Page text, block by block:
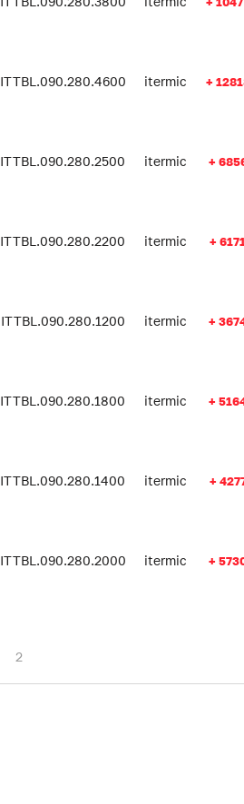
ITTBL.090.280.4600 itermic +
ITTBL.090.280.2500 itermic +
ITTBL.090.280.2200 itermic +
ITTBL.090.280.1200 itermic +
ITTBL.090.280.1800 itermic +
ITTBL.090.280.1400 itermic +
ITTBL.090.280.2000 itermic +
2